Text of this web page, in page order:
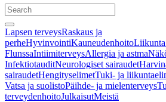
Lapsen terveysRaskaus ja
perheHyvinvointiKauneudenhoito
FlunssaIntiimiterveysAllergia ja astma
InfektiotauditNeurologiset sairaudet
sairaudetHengityselimetTuki- ja
Vatsa ja suolistoPäihde- ja mielenterveys
terveydenhoitoJulkaisutMeistä